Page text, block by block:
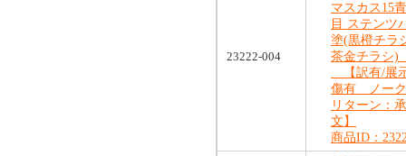
23222-004
マスカス15
目 ステン
塗(黒橙チ
茶金チラシ
【訳有/展
傷有 ノーク
リターン：
文】
商品ID：